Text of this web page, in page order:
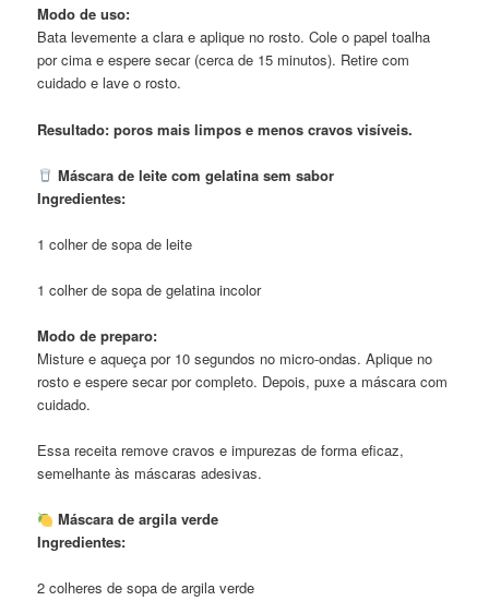
Modo de uso:
Bata levemente a clara e aplique no rosto. Cole o papel toalha
por cima e espere secar (cerca de 15 minutos). Retire com
cuidado e lave o rosto.
Resultado: poros mais limpos e menos cravos visíveis.
Máscara de leite com gelatina sem sabor
Ingredientes:
1 colher de sopa de leite
1 colher de sopa de gelatina incolor
Modo de preparo:
Misture e aqueça por 10 segundos no micro-ondas. Aplique no
rosto e espere secar por completo. Depois, puxe a máscara com
cuidado.
Essa receita remove cravos e impurezas de forma eficaz,
semelhante às máscaras adesivas.
Máscara de argila verde
Ingredientes:
2 colheres de sopa de argila verde